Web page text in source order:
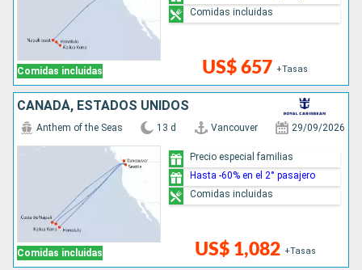
Comidas incluidas US$ 657 +Tasas
Comidas incluidas
CANADÁ, ESTADOS UNIDOS
Comidas incluidas
Anthem of the Seas 13 d Vancouver 29/09/2026
US$ 1,082 +Tasas
Precio especial familias
Hasta -60% en el 2° pasajero
Comidas incluidas